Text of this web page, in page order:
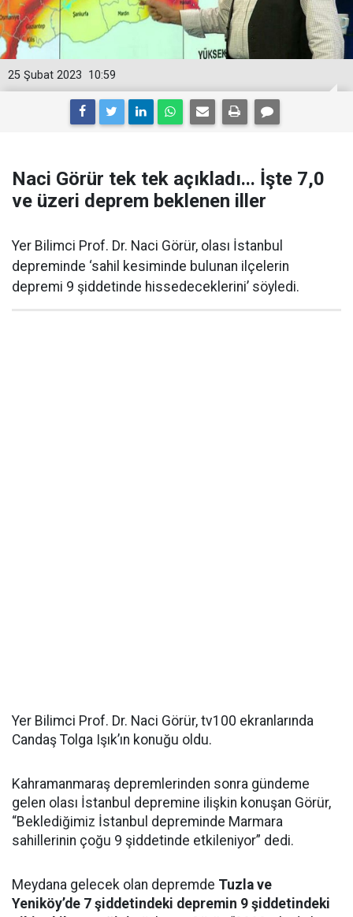
10:59
25 Şubat 2023
Naci Görür tek tek açıkladı... İşte 7,0
ve üzeri deprem beklenen iller
Yer Bilimci Prof. Dr. Naci Görür, olası İstanbul
depreminde ‘sahil kesiminde bulunan ilçelerin
depremi 9 şiddetinde hissedeceklerini’ söyledi.
Yer Bilimci Prof. Dr. Naci Görür, tv100 ekranlarında
Candaş Tolga Işık’ın konuğu oldu.
Kahramanmaraş depremlerinden sonra gündeme
gelen olası İstanbul depremine ilişkin konuşan Görür,
“Beklediğimiz İstanbul depreminde Marmara
sahillerinin çoğu 9 şiddetinde etkileniyor” dedi.
Meydana gelecek olan depremde Tuzla ve
Yeniköy’de 7 şiddetindeki depremin 9 şiddetindeki